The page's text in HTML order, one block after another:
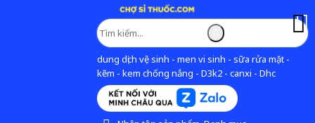
dung dịch vệ sinh - men vi sinh - sữa rửa mặt -
kẽm - kem chống nắng - D3k2 - canxi - Dhc